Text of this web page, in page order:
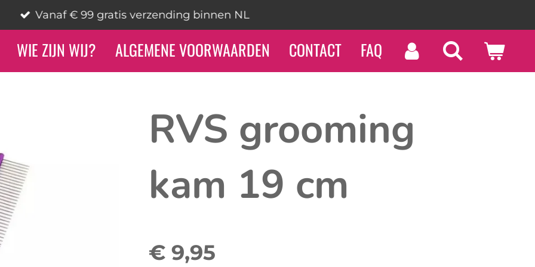
Vanaf € 99 gratis verzending binnen NL
WIE ZIJN WIJ? ALGEMENE VOORWAARDEN CONTACT FAQ
RVS grooming
kam 19 cm
€ 9,95